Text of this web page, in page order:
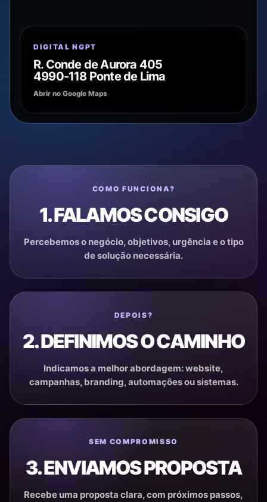
DIGITAL NGPT
R. Conde de Aurora 405
4990-118 Ponte de Lima
Abrir no Google Maps
COMO FUNCIONA?
1. FALAMOS CONSIGO
Percebemos o negócio, objetivos, urgência e o tipo
de solução necessária.
DEPOIS?
2. DEFINIMOS O CAMINHO
Indicamos a melhor abordagem: website,
campanhas, branding, automações ou sistemas.
SEM COMPROMISSO
3. ENVIAMOS PROPOSTA
Recebe uma proposta clara, com próximos passos,